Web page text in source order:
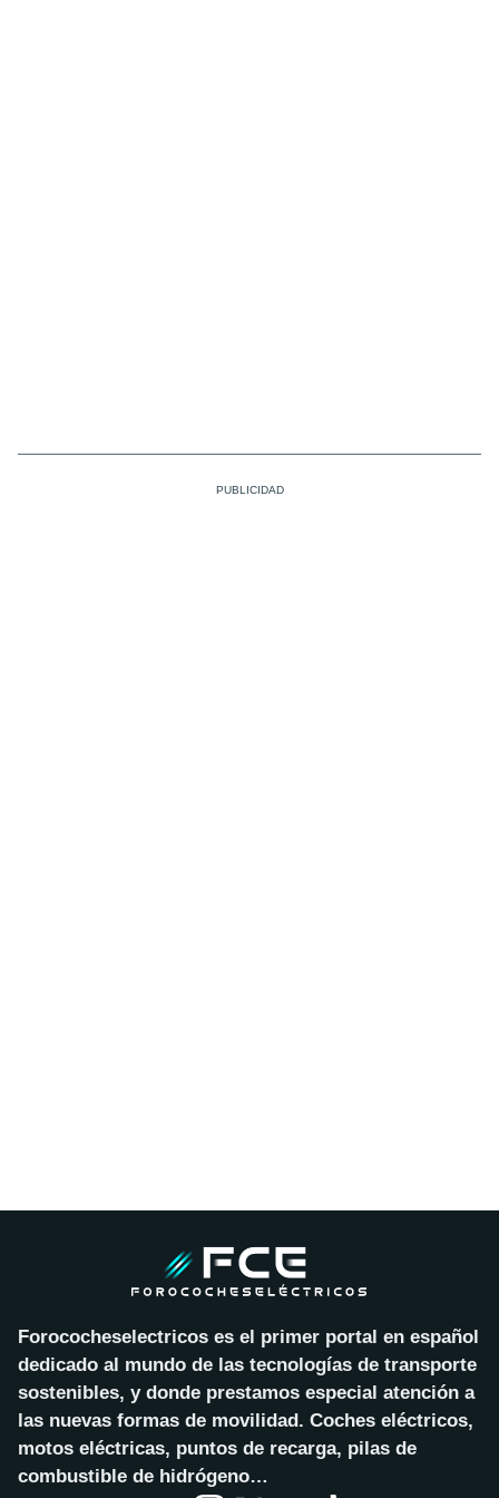
Forococheselectricos es el primer portal en español
dedicado al mundo de las tecnologías de transporte
sostenibles, y donde prestamos especial atención a
las nuevas formas de movilidad. Coches eléctricos,
motos eléctricas, puntos de recarga, pilas de
combustible de hidrógeno…